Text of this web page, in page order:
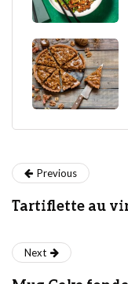
Previous
Tartiflette au
Next